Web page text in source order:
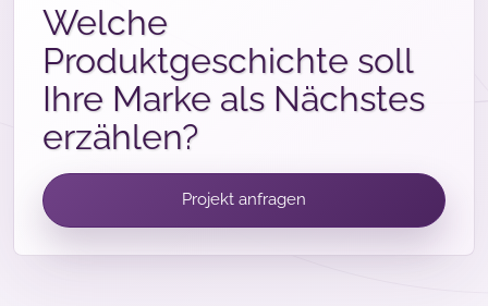
Welche
Produktgeschichte soll
Ihre Marke als Nächstes
erzählen?
Projekt anfragen